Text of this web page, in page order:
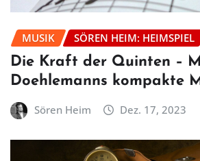
MUSIK SÖREN HEIM: HEIMSPIEL
Die Kraft der Quinten –
Doehlemanns kompakte
Sören Heim Dez. 17, 2023